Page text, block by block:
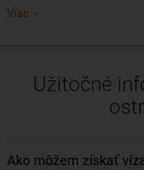
označovaný ako South
faktom. A teraz si
O Havaji sa hovorí, že je to
Viac
Užitočné
Ako môžem získať